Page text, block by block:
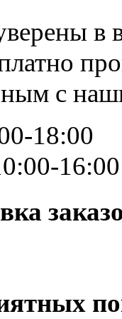
в
с
18:00
16:00